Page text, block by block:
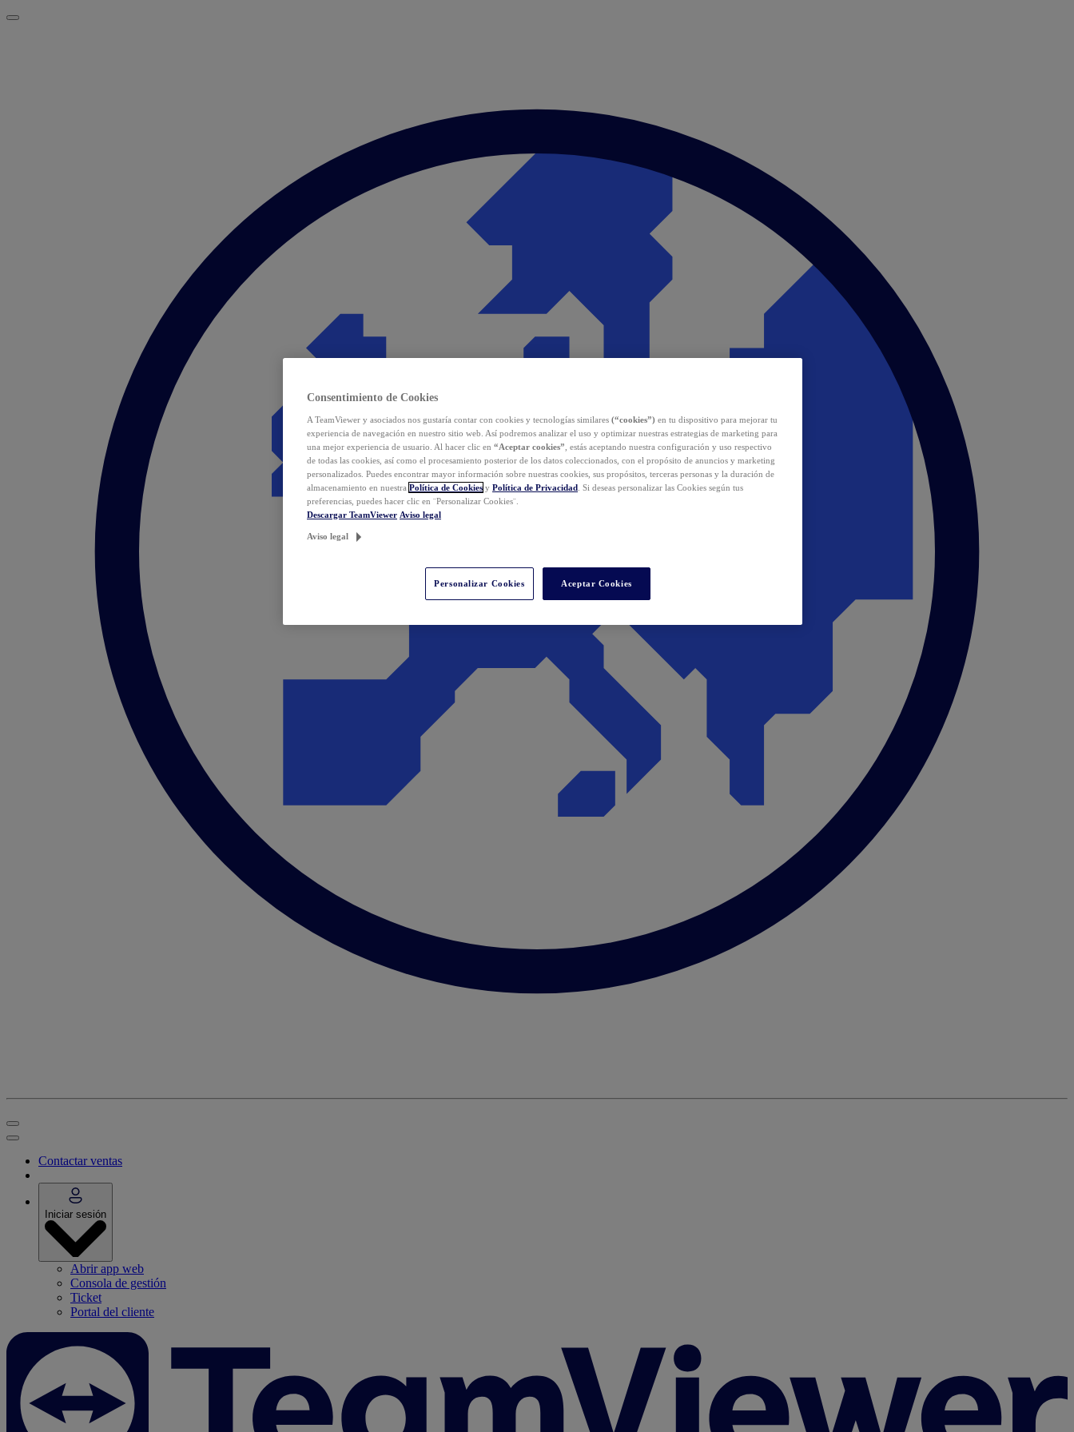
Contactar ventas
Iniciar sesión
Abrir app web
Consola de gestión
Ticket
Portal del cliente
Consentimiento de Cookies
A TeamViewer y asociados nos gustaría contar con cookies y tecnologías similares (“cookies”) en tu dispositivo para mejorar tu
experiencia de navegación en nuestro sitio web. Así podremos analizar el uso y optimizar nuestras estrategias de marketing para
una mejor experiencia de usuario. Al hacer clic en “Aceptar cookies” , estás aceptando nuestra configuración y uso respectivo
de todas las cookies, así como el procesamiento posterior de los datos coleccionados, con el propósito de anuncios y marketing
personalizados. Puedes encontrar mayor información sobre nuestras cookies, sus propósitos, terceras personas y la duración de
almacenamiento en nuestra Política de Cookies y Política de Privacidad . Si deseas personalizar las Cookies según tus
preferencias, puedes hacer clic en ¨Personalizar Cookies¨.
Descargar TeamViewer Aviso legal
Aviso legal
Personalizar Cookies Aceptar Cookies